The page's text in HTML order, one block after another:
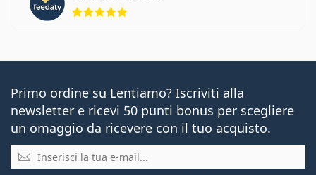
valutazione 5 di 5
Primo ordine su Lentiamo? Iscriviti alla
newsletter e ricevi 50 punti bonus per scegliere
un omaggio da ricevere con il tuo acquisto.
E-mail